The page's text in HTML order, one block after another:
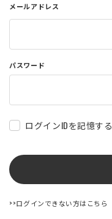
コーポレートサイト
利用規約
プライバシーポリシー
メールアドレス
パスワード
ログインIDを記憶する
>>ログインできない方はこちら